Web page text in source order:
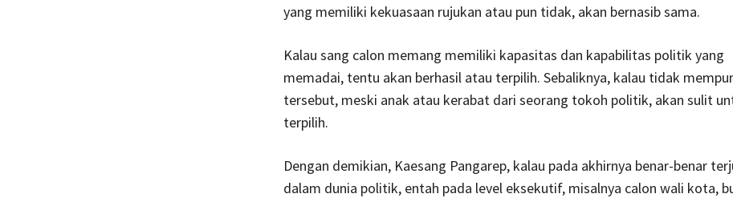
yang memiliki kekuasaan rujukan atau pun tidak, akan bernasib sama.
Kalau sang calon memang memiliki kapasitas dan kapabilitas politik yang
memadai, tentu akan berhasil atau terpilih. Sebaliknya, kalau tidak
tersebut, meski anak atau kerabat dari seorang tokoh politik, akan sulit
terpilih.
Dengan demikian, Kaesang Pangarep, kalau pada akhirnya benar-benar
dalam dunia politik, entah pada level eksekutif, misalnya calon wali kota,